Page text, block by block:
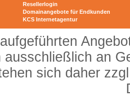
Resellerlogin
Domainangebote für Endkunden
KCS Internetagentur
ausschließlich an
sich daher